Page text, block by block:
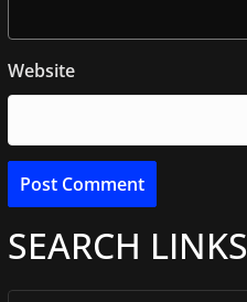
Website
SEARCH LINKS